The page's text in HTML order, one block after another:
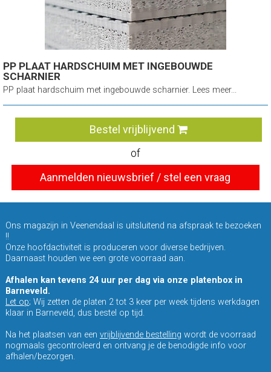
PP PLAAT HARDSCHUIM MET INGEBOUWDE
SCHARNIER
PP plaat hardschuim met ingebouwde scharnier. Lees meer...
Bestel vrijblijvend
of
Aanmelden nieuwsbrief / stel een vraag
Ons magazijn in Veenendaal is uitsluitend na afspraak te bezoeken
!!
Onze hoofdactiviteit is produceren voor diverse bedrijven.
Daarnaast houden we een grote voorraad aan.
Afhalen kan tevens 24 uur per dag via onze platenbox in
Barneveld.
Let op; Wij zetten de platen 2 tot 3 keer per week tijdens werkdagen
klaar in Barneveld, dus bestel op tijd.
Na het plaatsen van een vrijblijvende bestelling wordt de voorraad
nogmaals gecontroleerd en ontvang je de benodigde info voor
afhalen/bezorgen.